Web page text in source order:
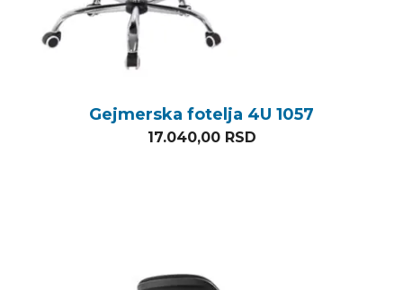
Gejmerska fotelja 4U 1057
17.040,00 RSD